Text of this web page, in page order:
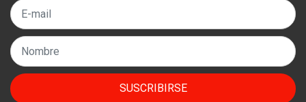
SUSCRIBIRSE